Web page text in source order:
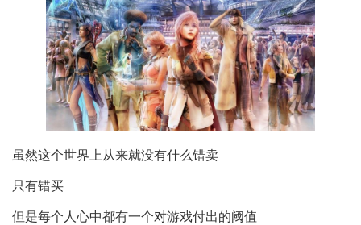
虽然这个世界上从来就没有什么错卖
只有错买
但是每个人心中都有一个对游戏付出的阈值